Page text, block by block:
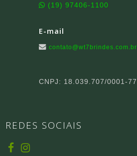
(19) 97406-1100
E-mail
contato@wt7brindes.com.br
CNPJ: 18.039.707/0001-77
REDES SOCIAIS